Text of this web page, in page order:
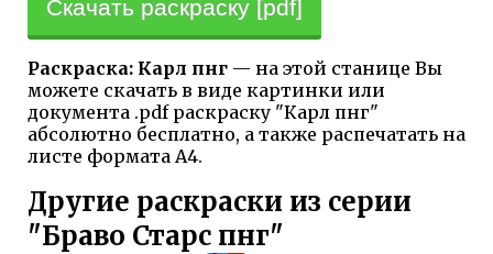
Скачать раскраску [pdf]
Раскраска: Карл пнг — на этой станице Вы
можете скачать в виде картинки или
документа .pdf раскраску "Карл пнг"
абсолютно бесплатно, а также распечатать на
листе формата А4.
Другие раскраски из серии
"Браво Старс пнг"